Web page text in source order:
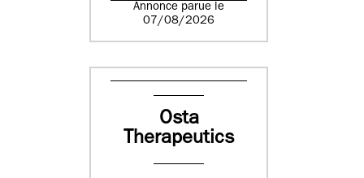
Annonce parue le
07/08/2026
Osta
Therapeutics